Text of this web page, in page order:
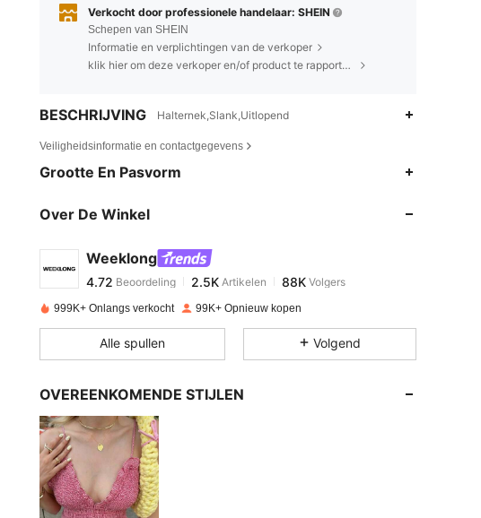
Verkocht door professionele handelaar: SHEIN
Schepen van SHEIN
Informatie en verplichtingen van de verkoper
klik hier om deze verkoper en/of product te rapporteren.
BESCHRIJVING Halternek,Slank,Uitlopend
Veiligheidsinformatie en contactgegevens
Grootte En Pasvorm
Over De Winkel
Weeklong
4.72
4.72 Beoordeling 2.5K
A***ybetaalde1 dag geleden
4.72
4.72
999K+ Onlangs verkocht 99K+ Opnieuw kopen
Alle spullen Volgend
OVEREENKOMENDE STIJLEN